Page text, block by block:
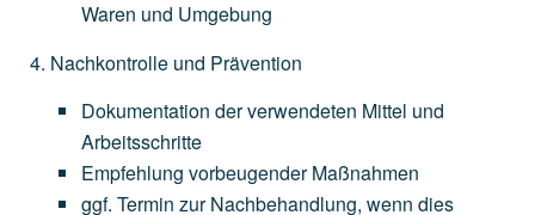
Waren und Umgebung
Nachkontrolle und Prävention
Dokumentation derverwendeten Mittel und
Arbeitsschritte
Empfehlung vorbeugender Maßnahmen
ggf. Termin zur Nachbehandlung, wenn dies